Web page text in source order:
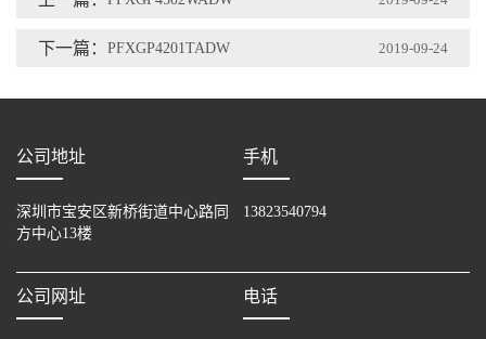
下一篇： PFXGP4201TADW 2019-09-24
公司地址
深圳市宝安区新桥街道中心路同
方中心13楼
手机
13823540794
公司网址 电话